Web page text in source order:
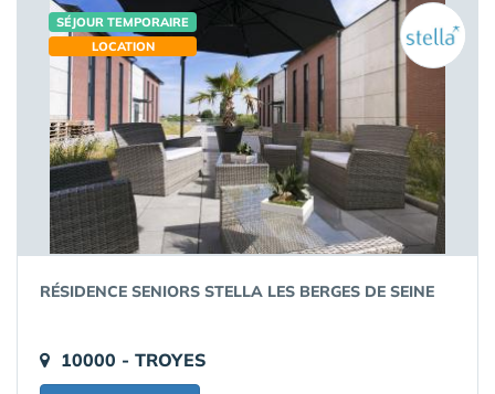
SÉJOUR TEMPORAIRE
LOCATION
RÉSIDENCE SENIORS STELLA LES BERGES DE SEINE
10000 - TROYES